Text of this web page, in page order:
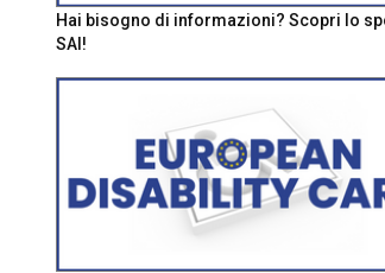
Hai bisogno di informazioni? Scopri lo
SAI!